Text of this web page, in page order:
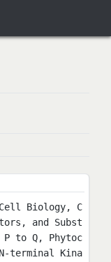
Biology, C
and Subst
to Q, Phytoc
terminal Kina